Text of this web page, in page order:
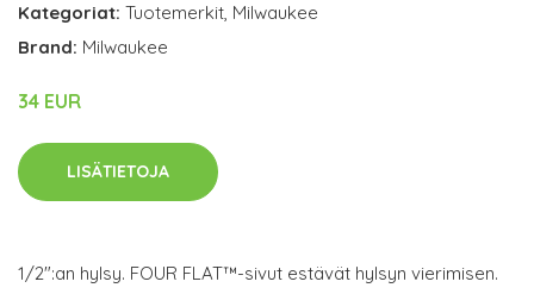
Kategoriat: Tuotemerkit, Milwaukee
Brand: Milwaukee
34 EUR
LISÄTIETOJA
1/2":an hylsy. FOUR FLAT™-sivut estävät hylsyn vierimisen.